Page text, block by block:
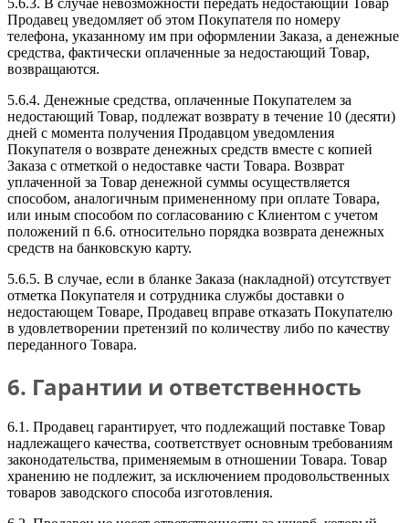
Продавец уведомляет об этом Покупателя по номеру
телефона, указанному им при оформлении Заказа, а денежные
средства, фактически оплаченные за недостающий Товар,
возвращаются.
5.6.4. Денежные средства, оплаченные Покупателем за
недостающий Товар, подлежат возврату в течение 10 (десяти)
дней с момента получения Продавцом уведомления
Покупателя о возврате денежных средств вместе с копией
Заказа с отметкой о недоставке части Товара. Возврат
уплаченной за Товар денежной суммы осуществляется
способом, аналогичным примененному при оплате Товара,
или иным способом по согласованию с Клиентом с учетом
положений п 6.6. относительно порядка возврата денежных
средств на банковскую карту.
5.6.5. В случае, если в бланке Заказа (накладной) отсутствует
отметка Покупателя и сотрудника службы доставки о
недостающем Товаре, Продавец вправе отказать Покупателю
в удовлетворении претензий по количеству либо по качеству
переданного Товара.
6. Гарантии и ответственность
6.1. Продавец гарантирует, что подлежащий поставке Товар
надлежащего качества, соответствует основным требованиям
законодательства, применяемым в отношении Товара. Товар
хранению не подлежит, за исключением продовольственных
товаров заводского способа изготовления.